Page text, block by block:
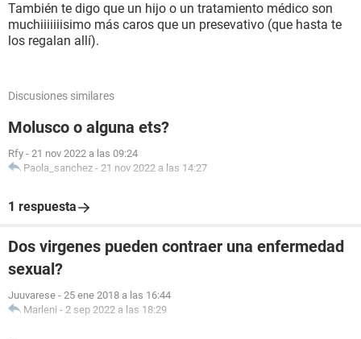
También te digo que un hijo o un tratamiento médico son
muchiiiiiiisimo más caros que un presevativo (que hasta te
los regalan allí).
Discusiones similares
Molusco o alguna ets?
Rfy - 21 nov 2022 a las 09:24
Paola_sanchez - 21 nov 2022 a las 14:27
1 respuesta
Dos virgenes pueden contraer una enfermedad
sexual?
Juuvarese - 25 ene 2018 a las 16:44
Marleni - 2 sep 2022 a las 18:29